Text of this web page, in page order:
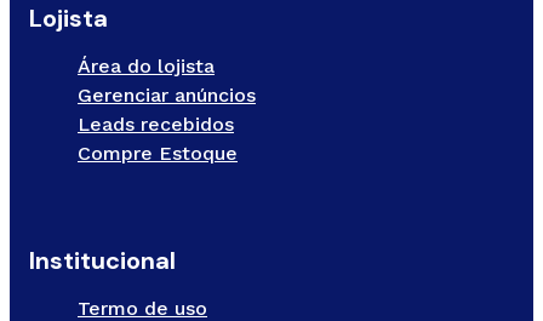
Lojista
Área do lojista
Gerenciar anúncios
Leads recebidos
Compre Estoque
Institucional
Termo de uso